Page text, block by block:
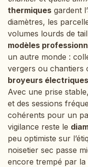
thermiques gardent
diamètres, les
volumes lourds de
modèles
un autre monde :
vergers ou chantiers
broyeurs électriques
Avec une prise
et des sessions
cohérents pour un
vigilance reste le
peu optimiste sur
noisetier sec passe
encore trempé par la